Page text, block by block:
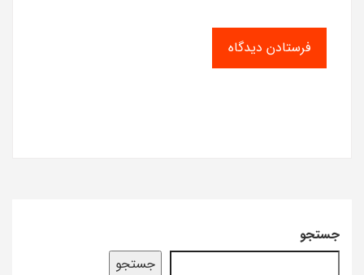
جستجو
جستجو